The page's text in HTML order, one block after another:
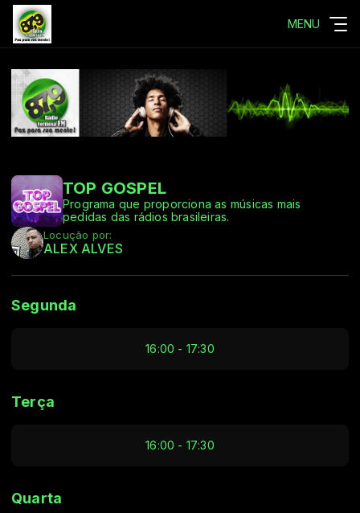
MENU
TOP GOSPEL
Programa que proporciona as músicas mais
pedidas das rádios brasileiras.
Locução por:
ALEX ALVES
Segunda
16:00 - 17:30
Terça
16:00 - 17:30
Quarta